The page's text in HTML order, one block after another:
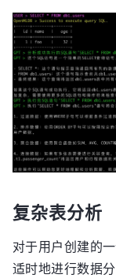
复杂表分析
对于用户创建的
适时地进行数据